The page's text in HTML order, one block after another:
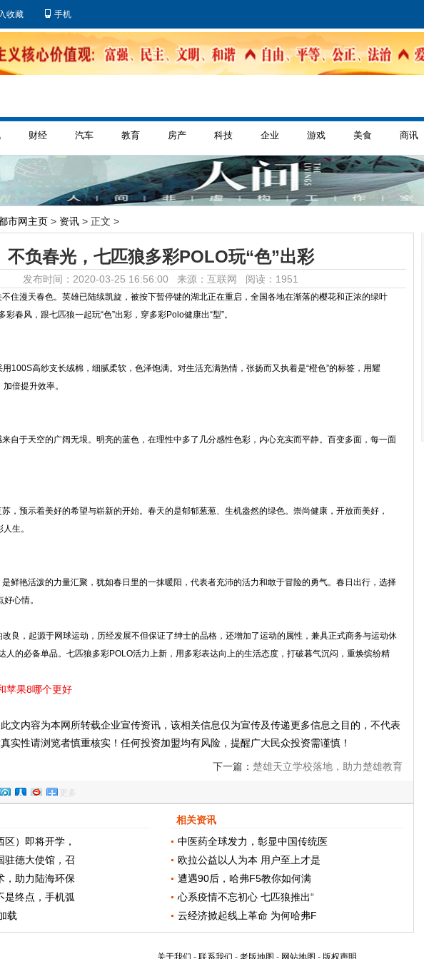
收藏 手机
财经 汽车 教育 房产 科技 企业 游戏 美食 商讯
市网主页 > 资讯 > 正文 >
不负春光，七匹狼多彩POLO玩“色”出彩
发布时间：2020-03-25 16:56:00 来源：互联网 阅读：1951
住漫天春色。英雄已陆续凯旋，被按下暂停键的湖北正在重启，全国各地在渐落的樱花和正浓的绿叶
春风，跟七匹狼一起玩“色”出彩，穿多彩Polo健康出“型”。
100S高纱支长绒棉，细腻柔软，色泽饱满。对生活充满热情，张扬而又执着是“橙色”的标签，用耀
倍提升效率。
自于天空的广阔无垠。明亮的蓝色，在理性中多了几分感性色彩，内心充实而平静。百变多面，每一面
，预示着美好的希望与崭新的开始。春天的是郁郁葱葱、生机盎然的绿色。崇尚健康，开放而美好，
生。
鲜艳活泼的力量汇聚，犹如春日里的一抹暖阳，代表者充沛的活力和敢于冒险的勇气。春日出行，选择
心情。
良，起源于网球运动，历经发展不但保证了绅士的品格，还增加了运动的属性，兼具正式商务与运动休
人的必备单品。七匹狼多彩POLO活力上新，用多彩表达向上的生活态度，打破暮气沉闷，重焕缤纷精
苹果8哪个更好
此文内容为本网所转载企业宣传资讯，该相关信息仅为宣传及传递更多信息之目的，不代表
实性请浏览者慎重核实！任何投资加盟均有风险，提醒广大民众投资需谨慎！
下一篇： 楚雄天立学校落地，助力楚雄教育
更多
）即将开学，
驻德大使馆，召
，助力陆海环保
是终点，手机弧
载
相关资讯
中医药全球发力，彰显中国传统医
欧拉公益以人为本 用户至上才是
遭遇90后，哈弗F5教你如何满
心系疫情不忘初心 七匹狼推出“
云经济掀起线上革命 为何哈弗F
关于我们 - 联系我们 - 老版地图 - 网站地图 - 版权声明